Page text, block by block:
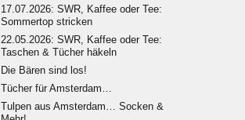
17.07.2026: SWR, Kaffee oder Tee:
Sommertop stricken
22.05.2026: SWR, Kaffee oder Tee:
Taschen & Tücher häkeln
Die Bären sind los!
Tücher für Amsterdam…
Tulpen aus Amsterdam… Socken &